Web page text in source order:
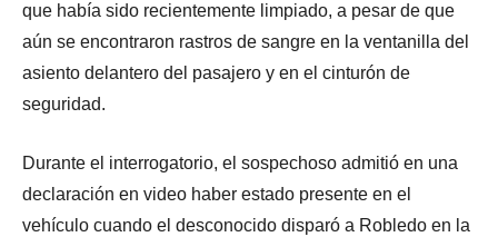
que había sido recientemente limpiado, a pesar de que
aún se encontraron rastros de sangre en la ventanilla del
asiento delantero del pasajero y en el cinturón de
seguridad.
Durante el interrogatorio, el sospechoso admitió en una
declaración en video haber estado presente en el
vehículo cuando el desconocido disparó a Robledo en la